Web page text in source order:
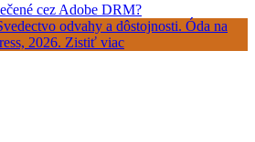
cez Adobe DRM?